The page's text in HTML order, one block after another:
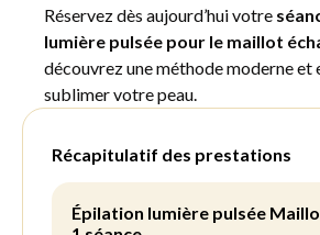
Réservez dès aujourd’hui votre
lumière pulsée pour le maillot
découvrez une méthode moderne
sublimer votre peau.